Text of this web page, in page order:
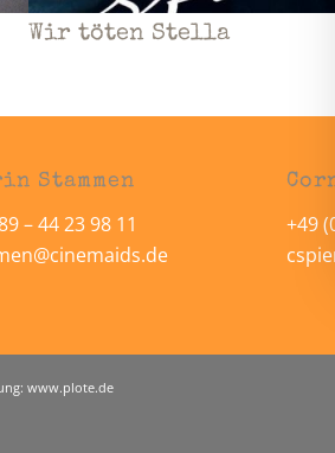
Wir töten Stella
Stammen
– 44 23 98 11
+49
www.plote.de